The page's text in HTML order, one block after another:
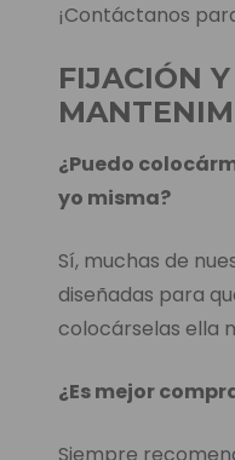
¡Contáctanos
FIJACIÓN Y
¿Puedo
yo misma?
Sí, muchas de
diseñadas para
colocárselas ella
¿Es mejor